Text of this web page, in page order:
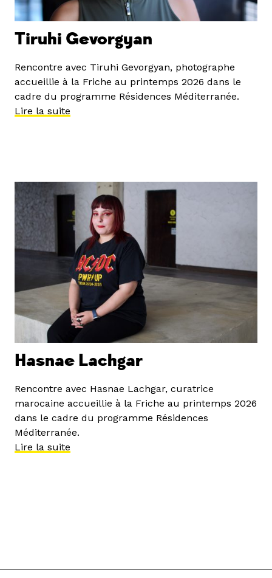
Tiruhi Gevorgyan
Rencontre avec Tiruhi Gevorgyan, photographe
accueillie à la Friche au printemps 2026 dans le
cadre du programme Résidences Méditerranée.
Lire la suite
Hasnae Lachgar
Rencontre avec Hasnae Lachgar, curatrice
marocaine accueillie à la Friche au printemps 2026
dans le cadre du programme Résidences
Méditerranée.
Lire la suite